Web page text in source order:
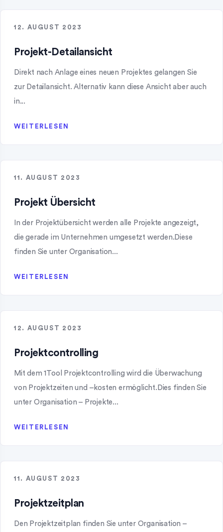
12. AUGUST 2023
Projekt-Detailansicht
Direkt nach Anlage eines neuen Projektes gelangen Sie
zur Detailansicht. Alternativ kann diese Ansicht aber auch
in...
WEITERLESEN
11. AUGUST 2023
Projekt Übersicht
In der Projektübersicht werden alle Projekte angezeigt,
die gerade im Unternehmen umgesetzt werden.Diese
finden Sie unter Organisation...
WEITERLESEN
12. AUGUST 2023
Projektcontrolling
Mit dem 1Tool Projektcontrolling wird die Überwachung
von Projektzeiten und –kosten ermöglicht.Dies finden Sie
unter Organisation – Projekte...
WEITERLESEN
11. AUGUST 2023
Projektzeitplan
Den Projektzeitplan finden Sie unter Organisation –